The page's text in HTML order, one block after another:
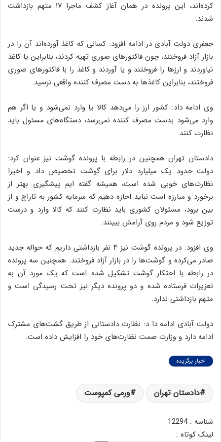
کرده‌اند، این پرونده در همان آغاز کشف ماجرا ۱۷ متهم بازداشت
شدند.
جعفری دولت آبادی در ادامه افزود: کسانی که کاغذ آورده‌اند آن را در
بازار آزاد فروختند، چون فاکتورهای صوری تهیه کردند، بنابراین یا کاغذ
نیاوردند و ارزها را فروختند و یا آوردند و کاغذ را با فاکتورهای صوری
فروختند، بنابراین کاغذها به دست مصرف کننده واقعی نرسید.
وی ادامه داد: کشور ارز را می‌دهد کالا یا وارد نمی‌شود و یا اگر هم
وارد می‌شود بدست مصرف کننده نمی‌رسد، دستگاه‌های مسئول باید
نظارت کنند.
دادستان تهران همچنین در رابطه با پرونده گوشت نیز عنوان کرد:
دولت حدود یک میلیارد دلار برای گوشت تخصیص داد و اخیرا
نظارت‌های خوبی شده است، همیشه گفته ایم پیشگیری بهتر از
برخورد و مبارزه است نباید اجازه دهیم که سرمایه کشور به تاراج و از
بین برود، مسئولان کشوری باید نظارت کنند که کالا وارد و درست
توزیع شود و مردم روی آرامش ببینند.
وی افزود: در پرونده گوشت نیز ۴ نفر بازداشتی داریم که حواله جدید
صادر می‌کرده و گوشت‌ها را در بازار آزاد فروختند. همچنین سه پرونده
در رابطه با احتکار گوشت تشکیل شده است که یک مورد آن به
تعزیرات فرستاده شده و دو پرونده دیگر نیز تحت رسیدگی است و
متهم بازداشتی ندارد.
دولت آبادی ادامه دا د: نظارت دادستانی از طریق گشت‌های مشترک
ادامه دارد و وزارت صمت نظارت‌های خود را افزایش داده است.
اخبار برگزیده
دادستان تهران ورمی کمپوست
شناسه : 12294
لینک کوتاه :